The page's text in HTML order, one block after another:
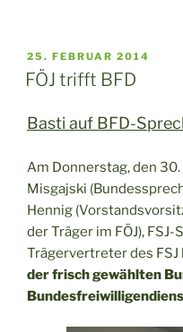
VERÖFFENTLICHT
AM
25. FEBRUAR 2014
FÖJ trifft BFD
Basti auf BFD-
Am Donnerstag, den 30.
Misgajski
Hennig
der Träger im FÖJ),
Trägervertreter des FSJ
der frisch gewählten